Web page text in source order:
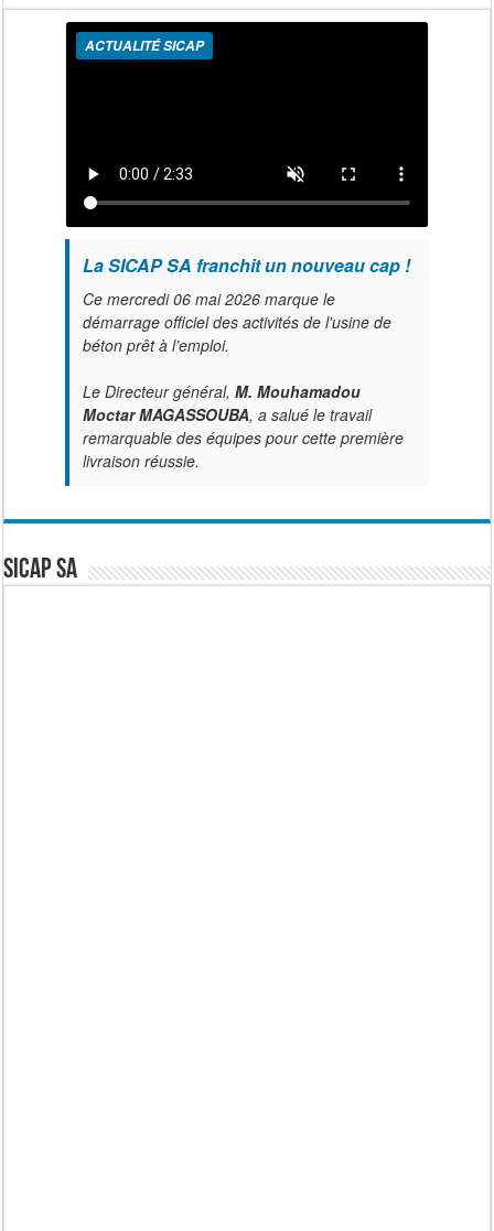
ACTUALITÉ SICAP
La SICAP SA franchit un nouveau cap !
Ce mercredi 06 mai 2026 marque le
démarrage officiel des activités de l'usine de
béton prêt à l’emploi.
Le Directeur général, M. Mouhamadou
Moctar MAGASSOUBA, a salué le travail
remarquable des équipes pour cette première
livraison réussie.
SICAP SA